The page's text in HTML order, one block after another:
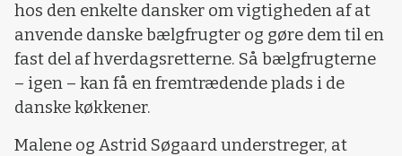
hos den enkelte dansker om vigtigheden af at
anvende danske bælgfrugter og gøre dem til en
fast del af hverdagsretterne. Så bælgfrugterne
– igen – kan få en fremtrædende plads i de
danske køkkener.
Malene og Astrid Søgaard understreger, at